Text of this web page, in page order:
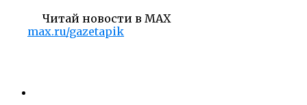
Читай новости в MAX
max.ru/gazetapik